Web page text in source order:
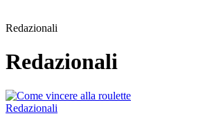
Redazionali
Redazionali
Redazionali